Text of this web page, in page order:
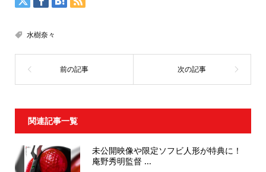
水樹奈々
関連記事一覧
未公開映像や限定ソフビ人形が特典に！
庵野秀明監督 ...